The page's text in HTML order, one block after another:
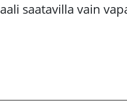
saatavilla vain